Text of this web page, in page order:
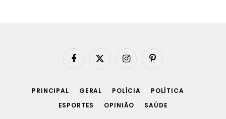
Facebook
X
InstagramPinterest
PRINCIPAL GERAL POLÍCIA
POLÍTICA
ESPORTES
OPINIÃO SAÚDE